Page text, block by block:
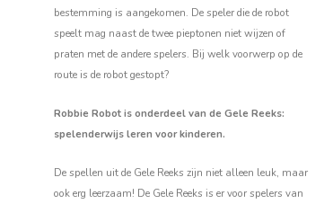
bestemming is aangekomen. De speler die de robot
speelt mag naast de twee pieptonen niet wijzen of
praten met de andere spelers. Bij welk voorwerp op de
route is de robot gestopt?
Robbie Robot is onderdeel van de Gele Reeks:
spelenderwijs leren voor kinderen.
De spellen uit de Gele Reeks zijn niet alleen leuk, maar
ook erg leerzaam! De Gele Reeks is er voor spelers van